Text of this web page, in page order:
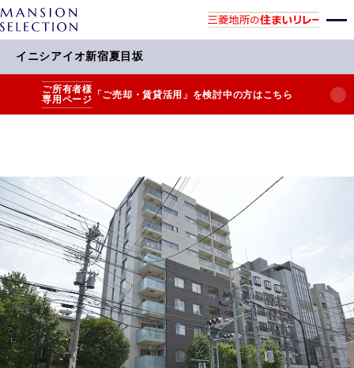
イニシアイオ新宿夏目坂
ご所有者様
専用ページ 「ご売却・賃貸活用」を検討中の方はこちら